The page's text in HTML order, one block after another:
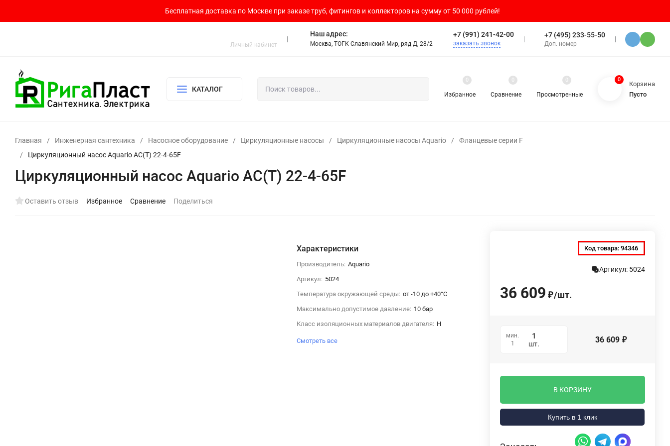
Бесплатная доставка по Москве при заказе труб, фитингов и коллекторов на сумму от 50 000 рублей!
Личный кабинет
Наш адрес:
Москва, ТОГК Славянский Мир, ряд Д, 28/2
+7 (991) 241-42-00
заказать звонок
+7 (495) 233-55-50
Доп. номер
КАТАЛОГ
Избранное
0
Сравнение
0
Просмотренные
0 0
Корзина
Пусто
Главная / Инженерная сантехника / Насосное оборудование / Циркуляционные насосы / Циркуляционные насосы Aquario /
Фланцевые серии F
/
Циркуляционный насос Aquario AC(T) 22-4-65F
Циркуляционный насос Aquario AC(T) 22-4-65F
Оставить отзыв Избранное Сравнение Поделиться
Характеристики
Производитель: Aquario
Артикул: 5024
Температура окружающей среды: от -10 до +40°С
Максимально допустимое давление: 10 бар
Класс изоляционных материалов двигателя: H
Смотреть все
Код товара:94346
Артикул: 5024
36 609 ₽/шт.
мин.
1
шт. 36 609 ₽
В КОРЗИНУ
Купить в 1 клик